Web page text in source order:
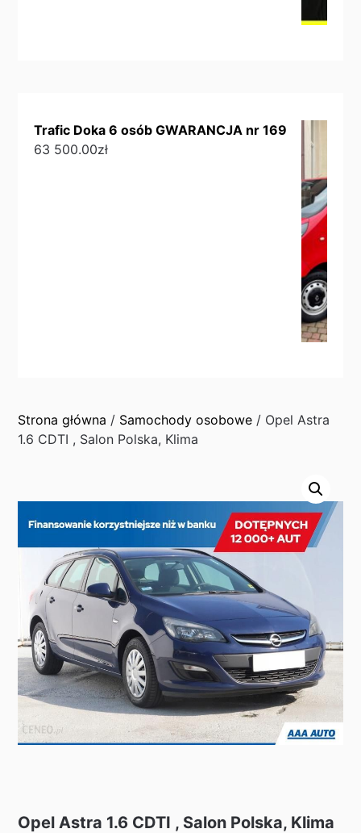
Trafic Doka 6 osób GWARANCJA nr 169
63 500.00zł
Strona główna / Samochody osobowe / Opel Astra
1.6 CDTI , Salon Polska, Klima
Opel Astra 1.6 CDTI , Salon Polska, Klima